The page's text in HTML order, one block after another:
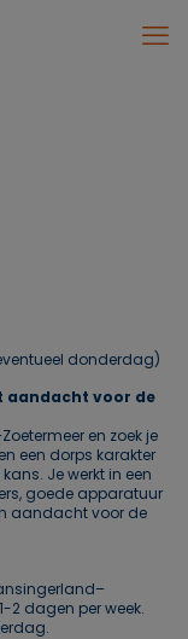
donderdag)
aandacht voor de
en zoek je
een dorps karakter
Je werkt in een
goede apparatuur
aandacht voor de
2 dagen per week.